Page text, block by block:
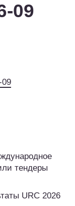
09
09
тендеры
URC 2026